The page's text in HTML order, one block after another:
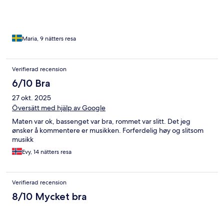
Maria, 9 nätters resa
Verifierad recension
6/10 Bra
27 okt. 2025
Översätt med hjälp av Google
Maten var ok, bassenget var bra, rommet var slitt. Det jeg
ønsker å kommentere er musikken. Forferdelig høy og slitsom
musikk
Evy, 14 nätters resa
Verifierad recension
8/10 Mycket bra